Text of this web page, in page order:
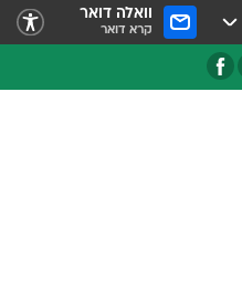
וואלה דואר
קרא דואר